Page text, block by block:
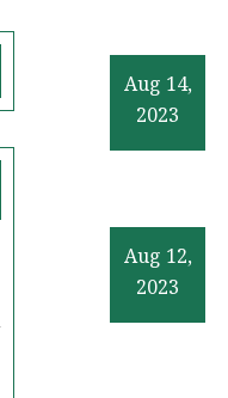
Aug 14,
2023
Aug 12,
2023